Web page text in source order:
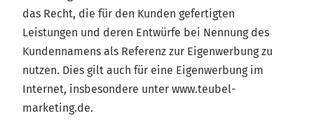
das Recht, die für den Kunden gefertigten
Leistungen und deren Entwürfe bei Nennung des
Kundennamens als Referenz zur Eigenwerbung zu
nutzen. Dies gilt auch für eine Eigenwerbung im
Internet, insbesondere unter www.teubel-
marketing.de.